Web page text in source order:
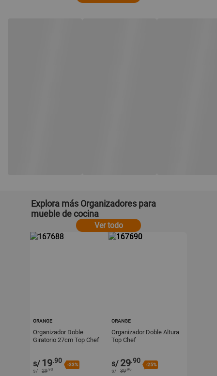
Explora más Organizadores para
mueble de cocina
Ver todo
ORANGE
Organizador Doble
Giratorio 27cm Top Chef
s/ 19.90
-33%
s/ 29.90
ORANGE
Organizador Doble Altura
Top Chef
s/ 29.90
-25%
s/ 39.90